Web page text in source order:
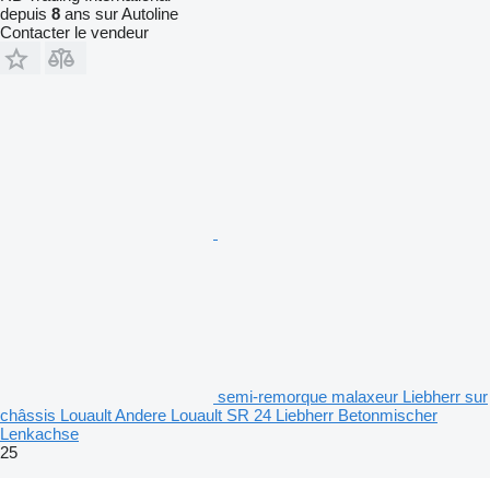
depuis 8 ans sur Autoline
Contacter le vendeur
semi-remorque malaxeur Liebherr sur
châssis Louault Andere Louault SR 24 Liebherr Betonmischer
Lenkachse
25